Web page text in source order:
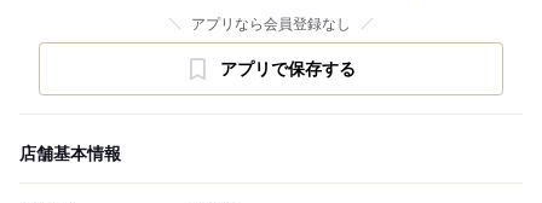
アプリなら会員登録なし
アプリで保存する
店舗基本情報